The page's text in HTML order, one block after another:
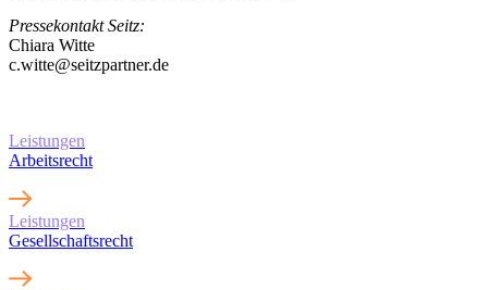
Pressekontakt Seitz:
Chiara Witte
c.witte@seitzpartner.de
Leistungen
Arbeitsrecht
Leistungen
Gesellschaftsrecht